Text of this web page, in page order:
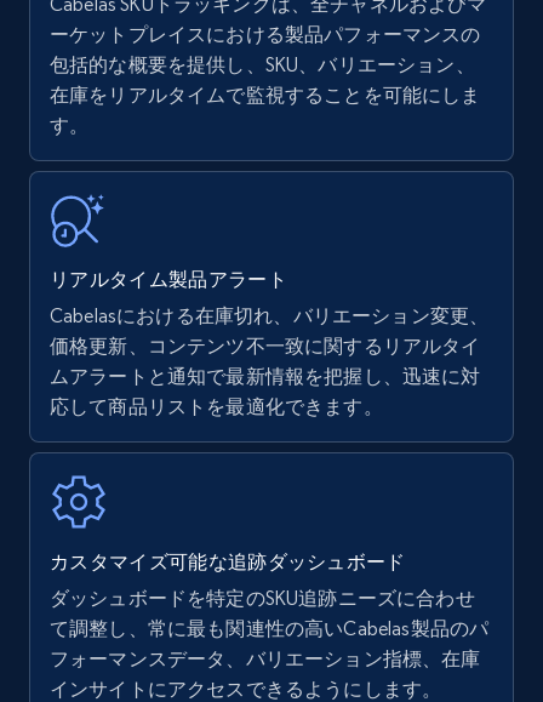
Amazon products - find products by using
upc numbers
Title, Seller name, Brand, Description, Initial
price, Currency, Availability, Reviews count, and
Amazon Reviews
URL, Product name, Product rating, Product
Author name, Asin, and more.
7.4K+
Walmart - products
URL, Final price, Sku, Currency, Gtin,
ーケットプレイスにおける製品パフォーマンスの
包括的な概要を提供し、SKU、バリエーション、
在庫をリアルタイムで監視することを可能にしま
す。
リアルタイム製品アラート
Cabelasにおける在庫切れ、バリエーション変更、
価格更新、コンテンツ不一致に関するリアルタイ
ムアラートと通知で最新情報を把握し、迅速に対
応して商品リストを最適化できます。
カスタマイズ可能な追跡ダッシュボード
ダッシュボードを特定のSKU追跡ニーズに合わせ
て調整し、常に最も関連性の高いCabelas製品のパ
フォーマンスデータ、バリエーション指標、在庫
インサイトにアクセスできるようにします。